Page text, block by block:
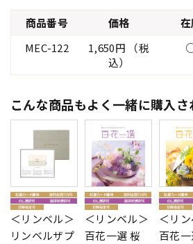
商品番号 価格
MEC-122
1,650円 （税
込）
こんな商品もよく一緒に購入さ
＜リンベル＞
リンベルザプ
＜リンベル＞
百花一選 桜
＜リ
百花